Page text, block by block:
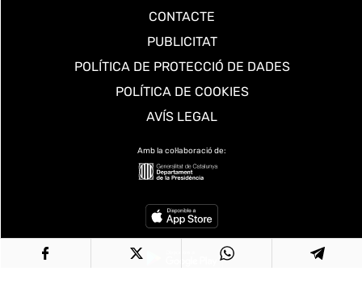
CONTACTE
PUBLICITAT
POLÍTICA DE PROTECCIÓ DE DADES
POLÍTICA DE COOKIES
AVÍS LEGAL
Amb la col·laboració de: